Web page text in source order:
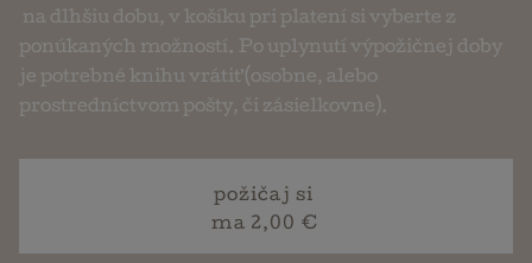
na dlhšiu dobu, v košíku pri platení si vyberte z
ponúkaných možností. Po uplynutí výpožičnej doby
je potrebné knihu vrátiť (osobne, alebo
prostredníctvom pošty, či zásielkovne).
požičaj si
ma 2,00 €